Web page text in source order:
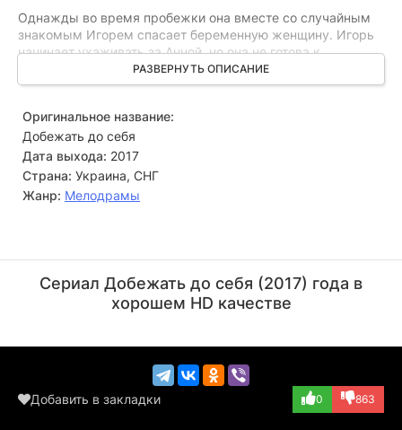
Однажды во время пробежки она вместе со случайным
знакомым Игорем спасает беременную женщину. Игорь
начинает ухаживать за Анной, но она не готова к
отношениям и предлагает Игорю остаться друзьями.
Ани закручивается в такой круговорот, что все начинает
стремительно меняться. Ане кажется - вот она любовь! Но
роману опять начинает мешать быт, дочь Лера
оказывается беременной, а самое ужасное, Аня попадает
в любовный треугольник…
РАЗВЕРНУТЬ ОПИСАНИЕ
Оригинальное название:
Добежать до себя
Дата выхода: 2017
Страна: Украина, СНГ
Жанр: Мелодрамы
(Игорь)
(бизнесмен)
Сериал Добежать до себя (2017) года в
хорошем HD качестве
Добавить в закладки 0 863